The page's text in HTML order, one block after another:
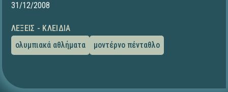
31/12/2008
ΛΈΞΕΙΣ - ΚΛΕΙΔΙΆ
ολυμπιακά αθλήματα
μοντέρνο πένταθλο